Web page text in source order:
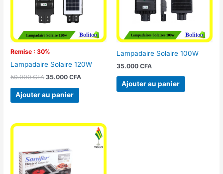
Remise : 30%
Lampadaire Solaire 120W
50.000CFA 35.000CFA
Ajouter au panier
Lampadaire Solaire 100W
35.000 CFA
Ajouter au panier